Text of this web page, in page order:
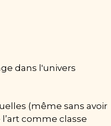
dans l'univers
(même sans avoir
comme classe